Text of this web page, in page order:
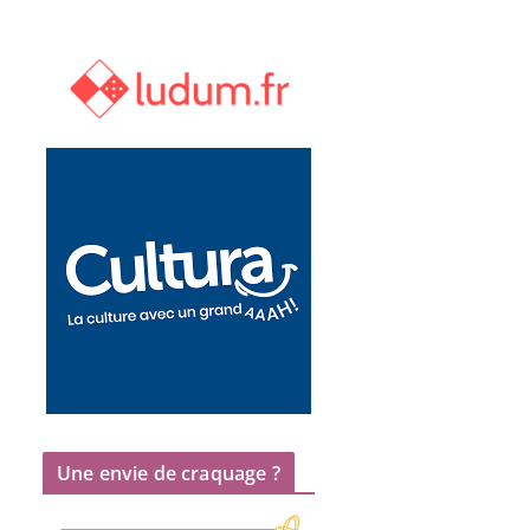
Une envie de craquage ?